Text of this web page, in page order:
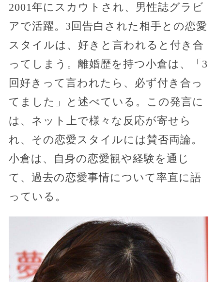
2001年にスカウトされ、男性誌グラビ
アで活躍。3回告白された相手との恋愛
スタイルは、好きと言われると付き合
ってしまう。離婚歴を持つ小倉は、「3
回好きって言われたら、必ず付き合っ
てました」と述べている。この発言に
は、ネット上で様々な反応が寄せら
れ、その恋愛スタイルには賛否両論。
小倉は、自身の恋愛観や経験を通じ
て、過去の恋愛事情について率直に語
っている。